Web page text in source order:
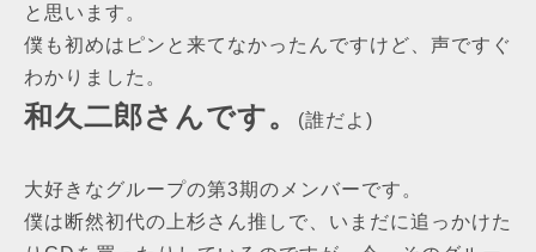
と思います。
僕も初めはピンと来てなかったんですけど、声ですぐ
わかりました。
和久二郎さんです。 (誰だよ)
大好きなグループの第3期のメンバーです。
僕は断然初代の上杉さん推しで、いまだに追っかけた